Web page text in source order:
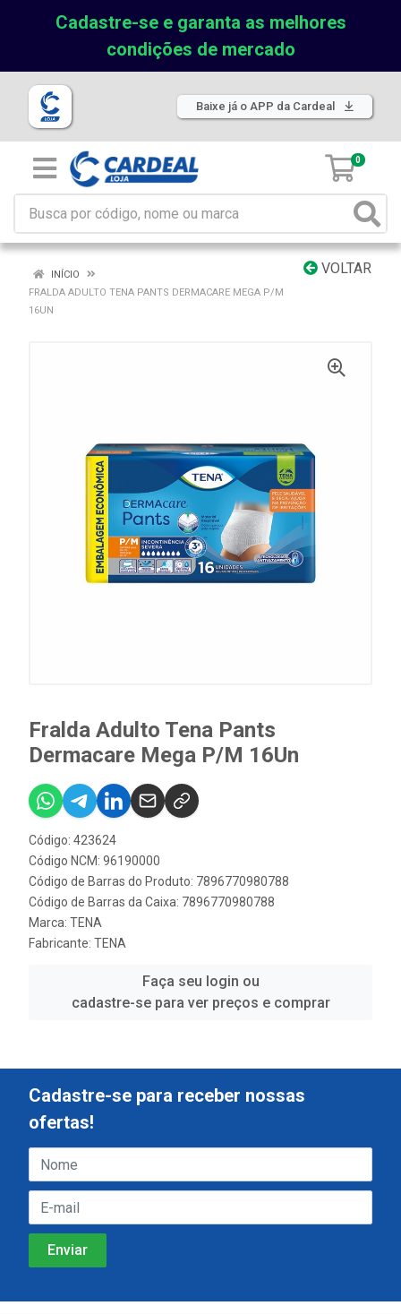
Cadastre-se e garanta as melhores
condições de mercado
Baixe já o APP da Cardeal
0
VOLTAR
INÍCIO
FRALDA ADULTO TENA PANTS DERMACARE MEGA P/M
16UN
Fralda Adulto Tena Pants
Dermacare Mega P/M 16Un
Código: 423624
Código NCM: 96190000
Código de Barras do Produto: 7896770980788
Código de Barras da Caixa: 7896770980788
Marca: TENA
Fabricante: TENA
Faça seu login ou
cadastre-se para ver preços e comprar
Cadastre-se para receber nossas
ofertas!